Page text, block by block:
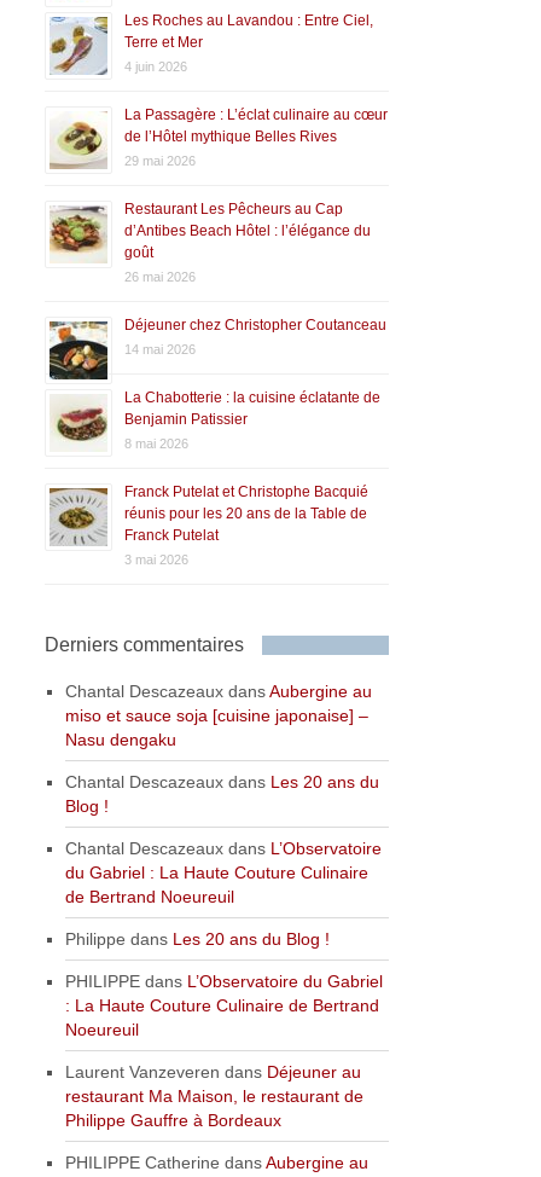
Les Roches au Lavandou : Entre Ciel,
Terre et Mer
4 juin 2026
La Passagère : L’éclat culinaire au cœur
de l’Hôtel mythique Belles Rives
29 mai 2026
Restaurant Les Pêcheurs au Cap
d’Antibes Beach Hôtel : l’élégance du
goût
26 mai 2026
Déjeuner chez Christopher Coutanceau
14 mai 2026
La Chabotterie : la cuisine éclatante de
Benjamin Patissier
8 mai 2026
Franck Putelat et Christophe Bacquié
réunis pour les 20 ans de la Table de
Franck Putelat
3 mai 2026
Derniers commentaires
Chantal Descazeaux dansAubergine au
miso et sauce soja [cuisine japonaise] –
Nasu dengaku
Chantal Descazeaux dans Les 20 ans du
Blog !
Chantal Descazeaux dans L’Observatoire
du Gabriel : La Haute Couture Culinaire
de Bertrand Noeureuil
Philippe dans Les 20 ans du Blog !
PHILIPPE dans L’Observatoire du Gabriel
: La Haute Couture Culinaire de Bertrand
Noeureuil
Laurent Vanzeveren dans Déjeuner au
restaurant Ma Maison, le restaurant de
Philippe Gauffre à Bordeaux
PHILIPPE Catherine dansAubergine au